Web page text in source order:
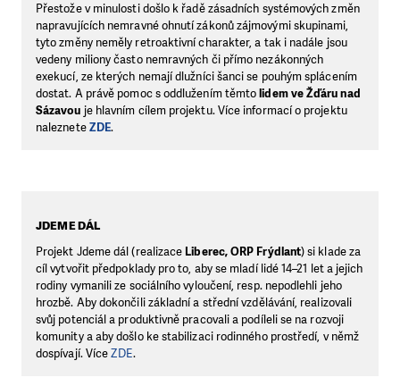
Přestože v minulosti došlo k řadě zásadních systémových změn
napravujících nemravné ohnutí zákonů zájmovými skupinami,
tyto změny neměly retroaktivní charakter, a tak i nadále jsou
vedeny miliony často nemravných či přímo nezákonných
exekucí, ze kterých nemají dlužníci šanci se pouhým splácením
dostat. A právě pomoc s oddlužením těmtolidem ve Žďáru nad
Sázavou je hlavním cílem projektu. Více informací o projektu
nalezneteZDE.
JDEME DÁL
Projekt Jdeme dál (realizace Liberec, ORP Frýdlant) si klade za
cíl vytvořit předpoklady pro to, aby se mladí lidé 14–21 let a jejich
rodiny vymanili ze sociálního vyloučení, resp. nepodlehli jeho
hrozbě. Aby dokončili základní a střední vzdělávání, realizovali
svůj potenciál a produktivně pracovali a podíleli se na rozvoji
komunity a aby došlo ke stabilizaci rodinného prostředí, v němž
dospívají. VíceZDE.